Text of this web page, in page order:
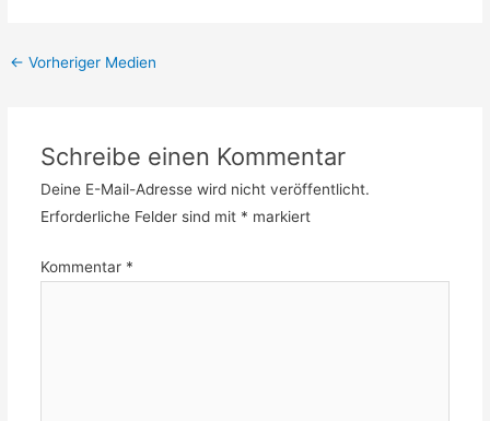
← Vorheriger Medien
Schreibe einen Kommentar
Deine E-Mail-Adresse wird nicht veröffentlicht.
Erforderliche Felder sind mit * markiert
Kommentar *